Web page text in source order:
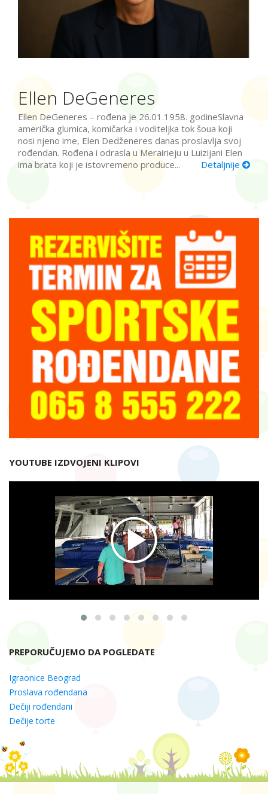
Ellen DeGeneres
Ellen DeGeneres – rođena je 26.01.1958. godineSlavna
američka glumica, komičarka i voditeljka tok šoua koji
nosi njeno ime, Elen Dedženeres danas proslavlja svoj
rođendan. Rođena i odrasla u Merairieju u Luizijani Elen
ima brata koji je istovremeno produce...
Detaljnije
YOUTUBE IZDVOJENI KLIPOVI
PREPORUČUJEMO DA POGLEDATE
Igraonice Beograd
Proslava rođendana
Dečiji rođendani
Dečije torte